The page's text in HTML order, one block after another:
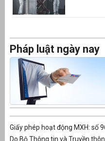
Pháp luật ngày nay
Giấy phép hoạt động MXH: số
Do Bộ Thông tin và Truyền